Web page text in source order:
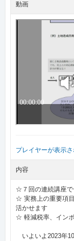
動画
プレイヤーが表示
内容
☆７回の連続講座で
☆ 実務上の重要項
活かせます
☆ 軽減税率、イン
いよいよ2023年